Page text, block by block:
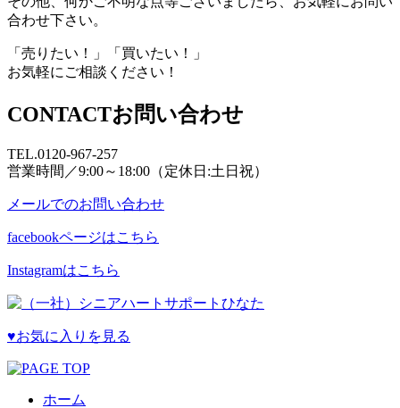
合わせ下さい。
「売りたい！」「買いたい！」
お気軽にご相談ください！
CONTACTお問い合わせ
TEL.0120-967-257
営業時間／9:00～18:00（定休日:土日祝）
メールでのお問い合わせ
facebookページはこちら
Instagramはこちら
♥お気に入りを見る
ホーム